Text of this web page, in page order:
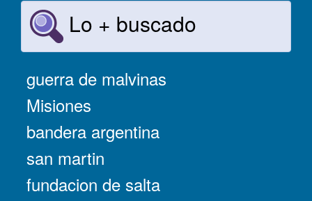
Lo + buscado
guerra de malvinas
Misiones
bandera argentina
san martin
fundacion de salta